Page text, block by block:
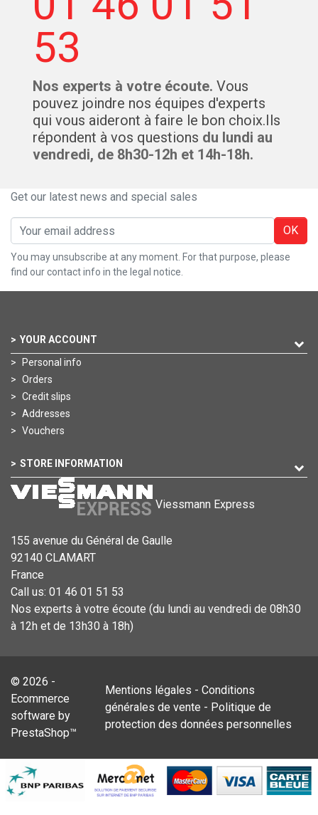
53
Nos experts à votre écoute. Vous
pouvez joindre nos équipes d'experts
qui vous aideront à faire le bon choix.Ils
répondent à vos questions du lundi au
vendredi, de 8h30-12h et 14h-18h.
Get our latest news and special sales
OK
You may unsubscribe at any moment. For that purpose, please
find our contact info in the legal notice.
YOUR ACCOUNT
Personal info
Orders
Credit slips
Addresses
Vouchers
STORE INFORMATION
Viessmann Express
155 avenue du Général de Gaulle
92140 CLAMART
France
Call us: 01 46 01 51 53
Nos experts à votre écoute (du lundi au vendredi de 08h30
à 12h et de 13h30 à 18h)
© 2026 -
Ecommerce
software by
PrestaShop™
Mentions légales -Conditions
générales de vente - Politique de
protection des données personnelles